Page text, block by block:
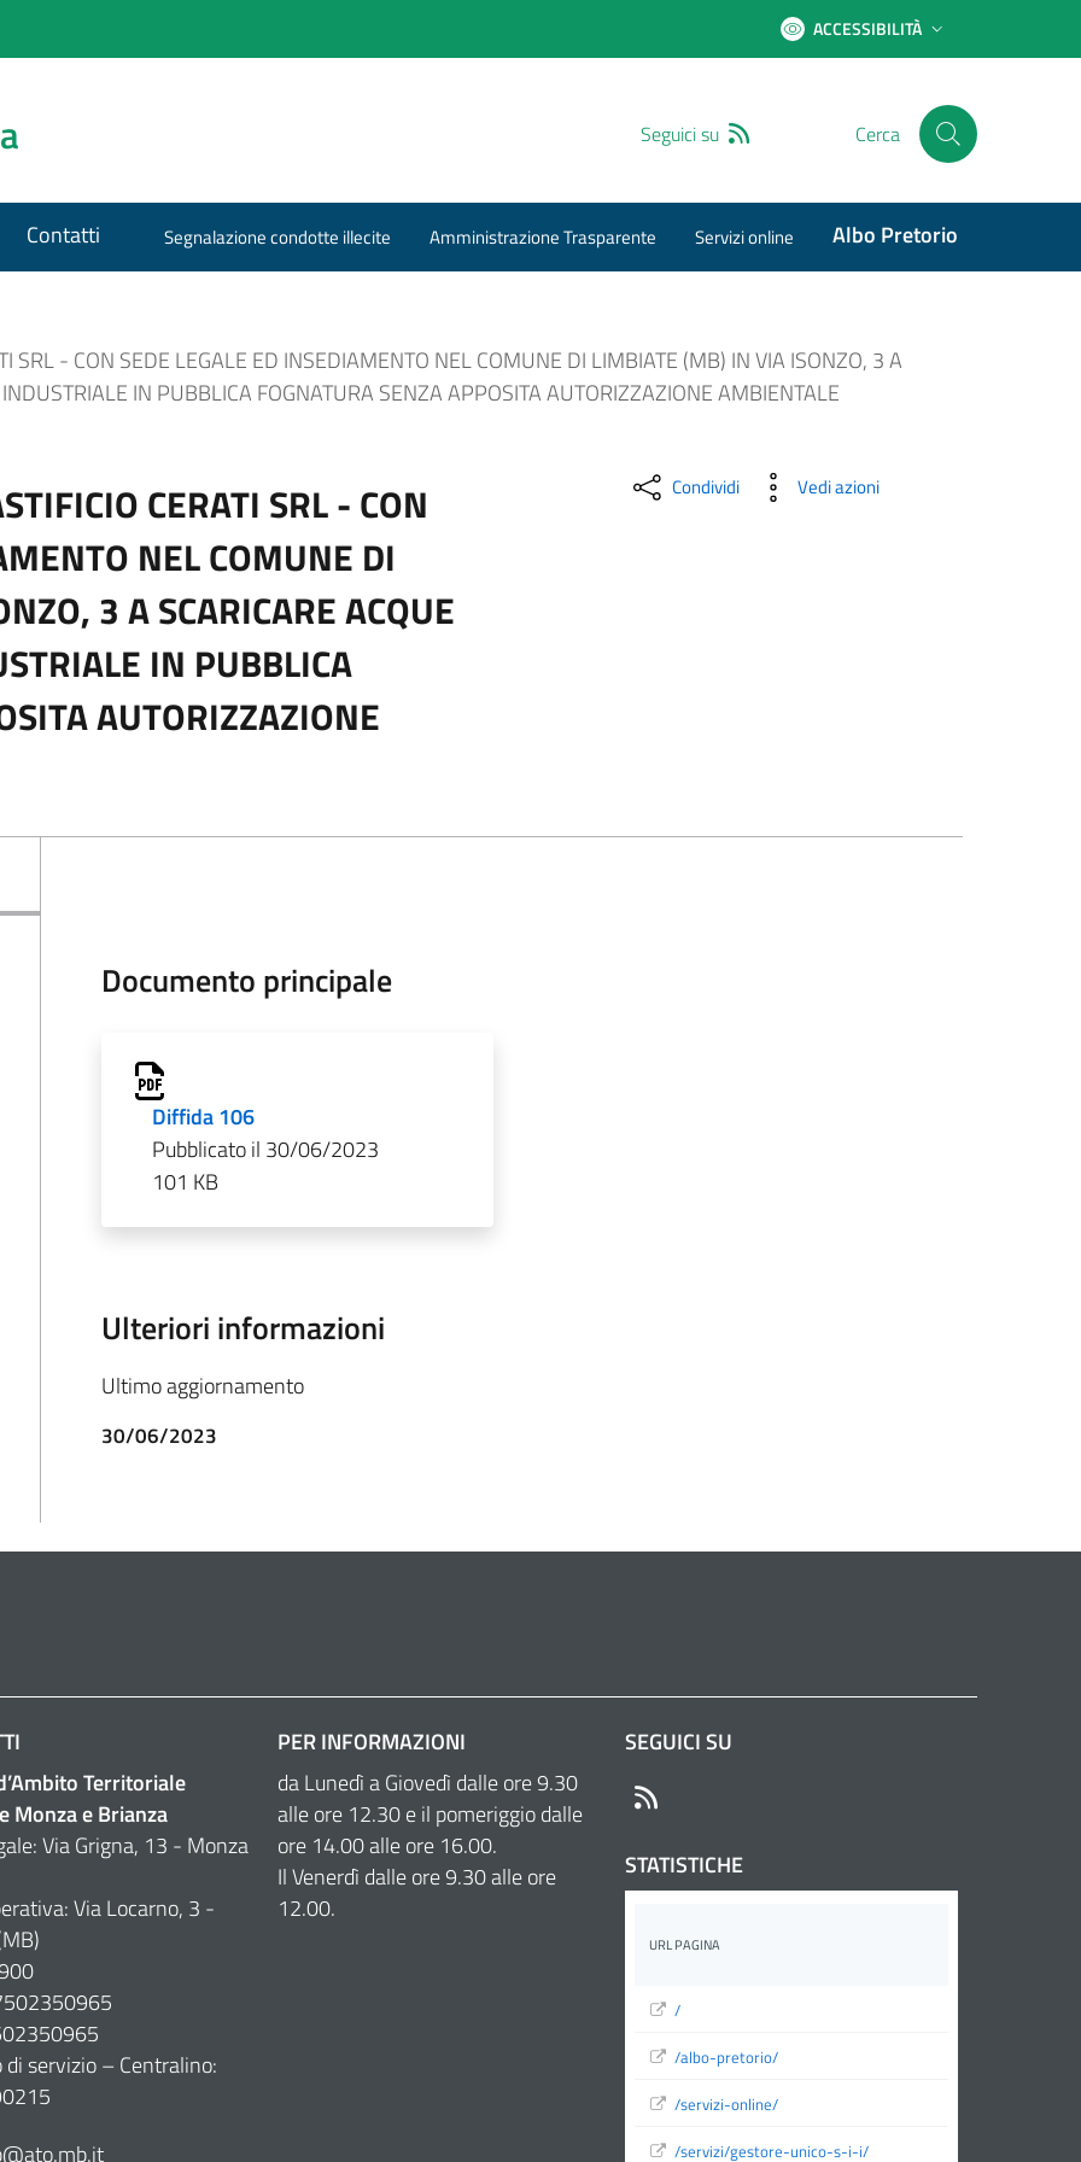
ACCESSIBILITÀ
Seguici su Cerca
Contatti Segnalazione condotte illecite Amministrazione Trasparente Servizi online Albo Pretorio
SRL - CON SEDE LEGALE ED INSEDIAMENTO NEL COMUNE DI LIMBIATE (MB) IN VIA ISONZO, 3 A
IN PUBBLICA FOGNATURA SENZA APPOSITA AUTORIZZAZIONE AMBIENTALE
CERATI SRL - CON
NEL COMUNE DI
3 A SCARICARE ACQUE
IN PUBBLICA
AUTORIZZAZIONE
Condividi Vedi azioni
Documento principale
Diffida 106
Pubblicato il 30/06/2023
101 KB
Ulteriori informazioni
Ultimo aggiornamento
30/06/2023
Territoriale
Monza e Brianza
Via Grigna, 13 - Monza
Via Locarno, 3 -
di servizio – Centralino:
PER INFORMAZIONI
da Lunedì a Giovedì dalle ore 9.30
alle ore 12.30 e il pomeriggio dalle
ore 14.00 alle ore 16.00.
Il Venerdì dalle ore 9.30 alle ore
12.00.
SEGUICI SU
STATISTICHE